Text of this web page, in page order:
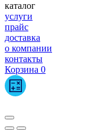
каталог
услуги
прайс
доставка
о компании
контакты
Корзина 0